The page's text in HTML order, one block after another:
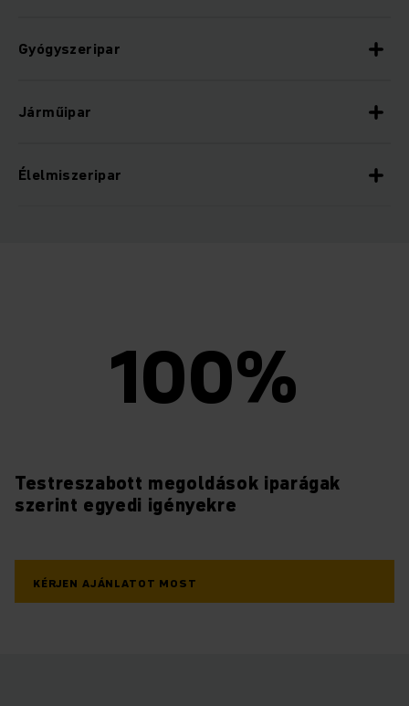
Gyógyszeripar
Járműipar
Élelmiszeripar
100%
Testreszabott megoldások iparágak
szerint egyedi igényekre
KÉRJEN AJÁNLATOT MOST